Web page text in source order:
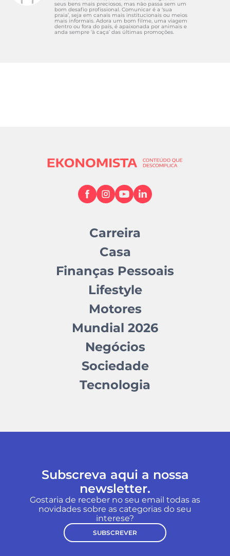
seus bens mais preciosos, mas não passa sem um
bom desafio profissional. Comunicar é a ‘sua
praia’, seja em canais mais institucionais ou meios
mais informais. Adora um bom filme, uma viagem
dentro ou fora do país, é apaixonada por animais e
anda sempre ‘à caça’ das últimas promoções.
Carreira
Casa
Finanças Pessoais
Lifestyle
Motores
Mundial 2026
Negócios
Sociedade
Tecnologia
Subscreva aqui a nossa
newsletter.
Gostaria de receber no seu email todas as
novidades sobre as categorias do seu
interese?
SUBSCREVER